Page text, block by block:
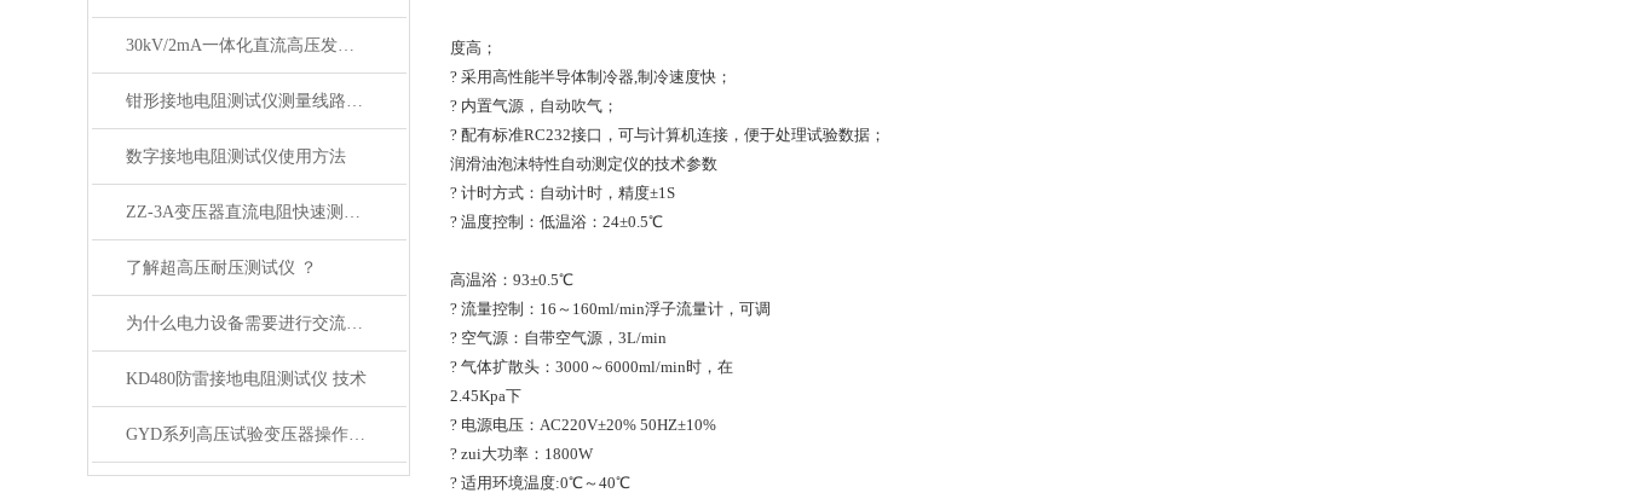
30kV/2mA一体化直流高压发生器主要技术参数及配置
钳形接地电阻测试仪测量线路杆塔接地使用方法
数字接地电阻测试仪使用方法
ZZ-3A变压器直流电阻快速测试仪性能技术特点
了解超高压耐压测试仪 ？
为什么电力设备需要进行交流耐压测试？
KD480防雷接地电阻测试仪 技术
GYD系列高压试验变压器操作方法
度高；
? 采用高性能半导体制冷器,制冷速度快；
? 内置气源，自动吹气；
? 配有标准RC232接口，可与计算机连接，便于处理试验数据；
润滑油泡沫特性自动测定仪的技术参数
? 计时方式：自动计时，精度±1S
? 温度控制：低温浴：24±0.5℃
高温浴：93±0.5℃
? 流量控制：16～160ml/min浮子流量计，可调
? 空气源：自带空气源，3L/min
? 气体扩散头：3000～6000ml/min时，在
2.45Kpa下
? 电源电压：AC220V±20% 50HZ±10%
? zui大功率：1800W
? 适用环境温度:0℃～40℃